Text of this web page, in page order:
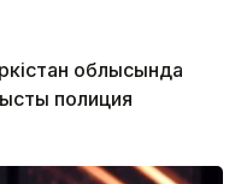
облысында
полиция